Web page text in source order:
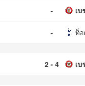
- เ
- ท็
2 - 4 เ